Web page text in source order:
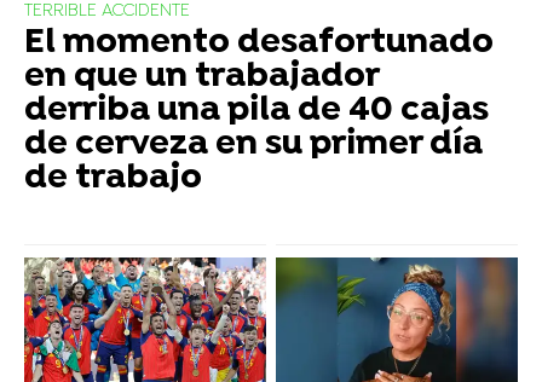
TERRIBLE ACCIDENTE
El momento desafortunado
en que un trabajador
derriba una pila de 40 cajas
de cerveza en su primer día
de trabajo